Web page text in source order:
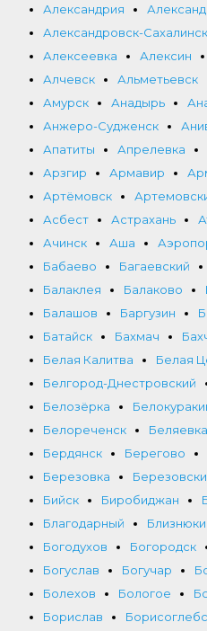
Александрия
Александровск-
Алексеевка
Алексин
Алчевск
Альметьевск
Амурск
Анадырь
Анжеро-Судженск
Апатиты
Апрелевка
Арзгир
Армавир
Артёмовск
Асбест
Астрахань
Ачинск
Аша
Бабаево
Багаевский
Балаклея
Балаково
Балашов
Баргузин
Батайск
Бахмач
Белая Калитва
Белая
Белгород-Днестровский
Белозёрка
Белореченск
Беляевка
Бердянск
Берегово
Березовка
Бийск
Биробиджан
Благодарный
Близнюки
Богодухов
Богородск
Богуслав
Богучар
Болехов
Бологое
Борислав